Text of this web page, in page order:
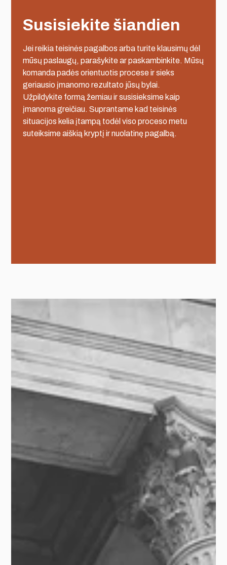
Susisiekite šiandien
Jei reikia teisinės pagalbos arba turite klausimų dėl
mūsų paslaugų, parašykite ar paskambinkite. Mūsų
komanda padės orientuotis procese ir sieks
geriausio įmanomo rezultato jūsų bylai.
Užpildykite formą žemiau ir susisieksime kaip
įmanoma greičiau. Suprantame kad teisinės
situacijos kelia įtampą todėl viso proceso metu
suteiksime aiškią kryptį ir nuolatinę pagalbą.